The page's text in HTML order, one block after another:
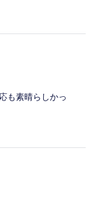
も素晴らしかっ